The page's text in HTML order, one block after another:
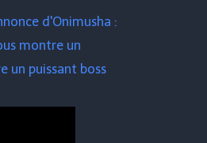
d'Onimusha :
montre un
un puissant boss